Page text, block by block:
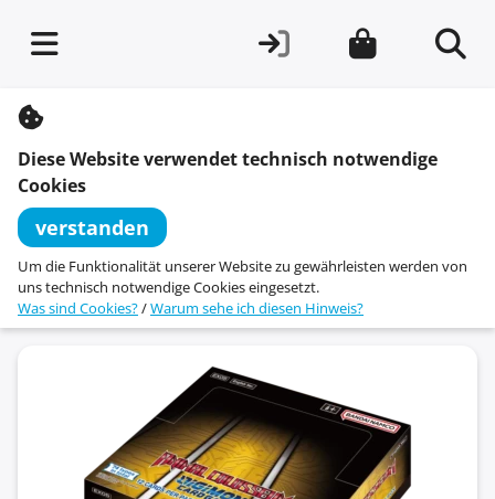
n
Diese Website verwendet technisch notwendige
Cookies
verstanden
Um die Funktionalität unserer Website zu gewährleisten werden von
uns technisch notwendige Cookies eingesetzt.
Was sind Cookies?/Warum sehe ich diesen Hinweis?